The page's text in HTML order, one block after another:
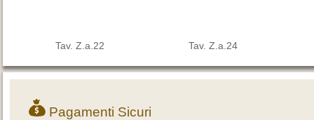
Tav. Z.a.22 Tav. Z.a.24
Pagamenti Sicuri